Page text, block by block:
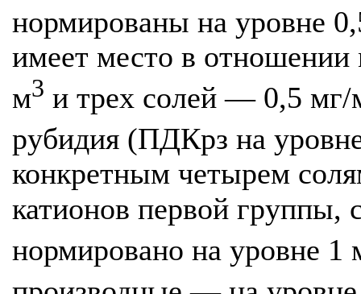
нормированы на уровне
имеет место в
м3 и трех солей — 0,5 мг/
рубидия (ПДКрз на
конкретным четырем
катионов первой группы,
нормировано на уровне 1